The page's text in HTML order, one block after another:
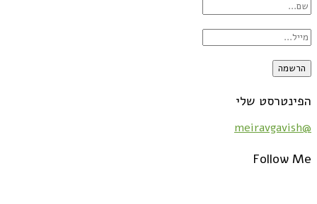
הפינטרסט שלי
@meiravgavish
Follow Me